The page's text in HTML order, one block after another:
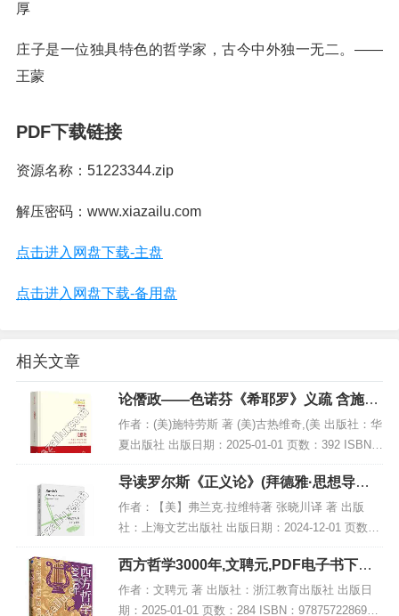
厚
庄子是一位独具特色的哲学家，古今中外独一无二。——
王蒙
PDF下载链接
资源名称：51223344.zip
解压密码：www.xiazailu.com
点击进入网盘下载-主盘
点击进入网盘下载-备用盘
相关文章
论僭政——色诺芬《希耶罗》义疏 含施特
劳斯与科耶夫通信集,PDF下载
作者：(美)施特劳斯 著 (美)古热维奇,(美 出版社：华
夏出版社 出版日期：2025-01-01 页数：392 ISBN：
9787522207469 电子书大小：180MB [高清扫描版P
DF...
导读罗尔斯《正义论》(拜德雅·思想导读),
PDF电子书下载
作者：【美】弗兰克·拉维特著 张晓川译 著 出版
社：上海文艺出版社 出版日期：2024-12-01 页数：
228 ISBN：9787532191062 电子书大小：199MB
[高清扫描版PDF...
西方哲学3000年,文聘元,PDF电子书下载,
网盘资源
作者：文聘元 著 出版社：浙江教育出版社 出版日
期：2025-01-01 页数：284 ISBN：9787572286902